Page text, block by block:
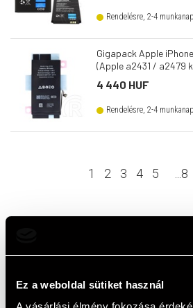
Ez a weboldal sütiket használ
Rendelésre, 2-4 munkanap
Gigapack Apple
(Apple a2431 / a2479
4 440 HUF
Rendelésre, 2-4 munkanap
1 2 3 4 5 8
Top termékek